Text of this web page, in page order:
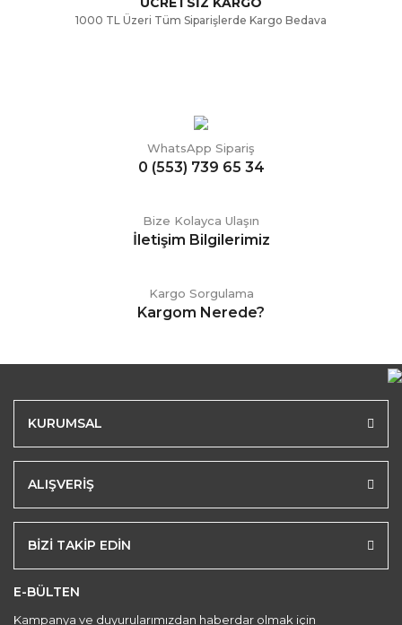
Gönder
1000 TL Üzeri Tüm Siparişlerde Kargo Bedava
WhatsApp Sipariş
0 (553) 739 65 34
Bize Kolayca Ulaşın
İletişim Bilgilerimiz
Kargo Sorgulama
Kargom Nerede?
KURUMSAL
ALIŞVERİŞ
BİZİ TAKİP EDİN
E-BÜLTEN
Kampanya ve duyurularımızdan haberdar olmak için